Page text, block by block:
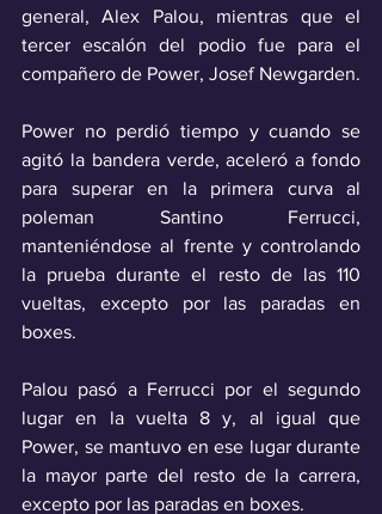
general, Alex Palou, mientras que el
tercer escalón del podio fue para el
compañero de Power, Josef Newgarden.
Power no perdió tiempo y cuando se
agitó la bandera verde, aceleró a fondo
para superar en la primera curva al
poleman Santino Ferrucci,
manteniéndose al frente y controlando
la prueba durante el resto de las 110
vueltas, excepto por las paradas en
boxes.
Palou pasó a Ferrucci por el segundo
lugar en la vuelta 8 y, al igual que
Power, se mantuvo en ese lugar durante
la mayor parte del resto de la carrera,
excepto por las paradas en boxes.